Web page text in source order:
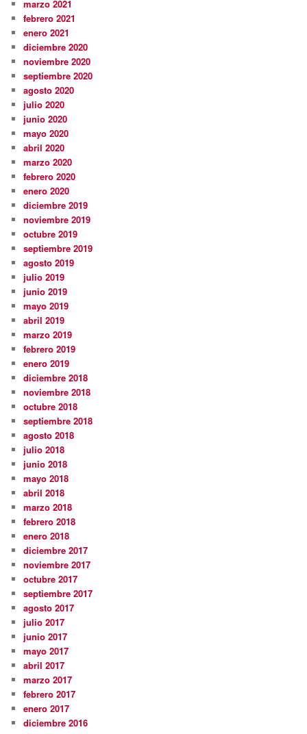
marzo 2021
febrero 2021
enero 2021
diciembre 2020
noviembre 2020
septiembre 2020
agosto 2020
julio 2020
junio 2020
mayo 2020
abril 2020
marzo 2020
febrero 2020
enero 2020
diciembre 2019
noviembre 2019
octubre 2019
septiembre 2019
agosto 2019
julio 2019
junio 2019
mayo 2019
abril 2019
marzo 2019
febrero 2019
enero 2019
diciembre 2018
noviembre 2018
octubre 2018
septiembre 2018
agosto 2018
julio 2018
junio 2018
mayo 2018
abril 2018
marzo 2018
febrero 2018
enero 2018
diciembre 2017
noviembre 2017
octubre 2017
septiembre 2017
agosto 2017
julio 2017
junio 2017
mayo 2017
abril 2017
marzo 2017
febrero 2017
enero 2017
diciembre 2016